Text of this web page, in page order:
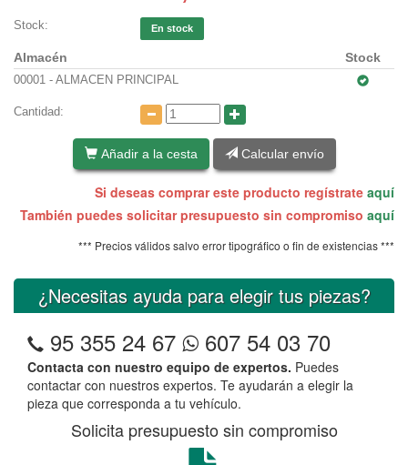
Stock: En stock
Almacén Stock
00001 - ALMACEN PRINCIPAL
Cantidad:
Añadir a la cesta Calcular envío
Si deseas comprar este producto regístrate aquí
También puedes solicitar presupuesto sin compromiso aquí
*** Precios válidos salvo error tipográfico o fin de existencias ***
¿Necesitas ayuda para elegir tus piezas?
95 355 24 67 607 54 03 70
Contacta con nuestro equipo de expertos. Puedes
contactar con nuestros expertos. Te ayudarán a elegir la
pieza que corresponda a tu vehículo.
Solicita presupuesto sin compromiso